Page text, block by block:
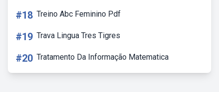
#18 Treino Abc Feminino Pdf
#19 Trava Lingua Tres Tigres
#20 Tratamento Da Informação Matematica